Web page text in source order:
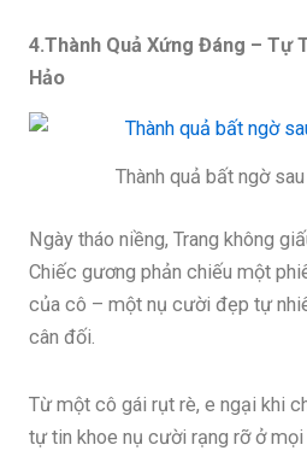
4.Thành Quả Xứng Đáng – Tự
Hảo
Thành quả bất ngờ
Ngày tháo niềng, Trang không
Chiếc gương phản chiếu một
của cô – một nụ cười đẹp tự
cân đối.
Từ một cô gái rụt rè, e ngại khi
tự tin khoe nụ cười rạng rỡ ở mọi